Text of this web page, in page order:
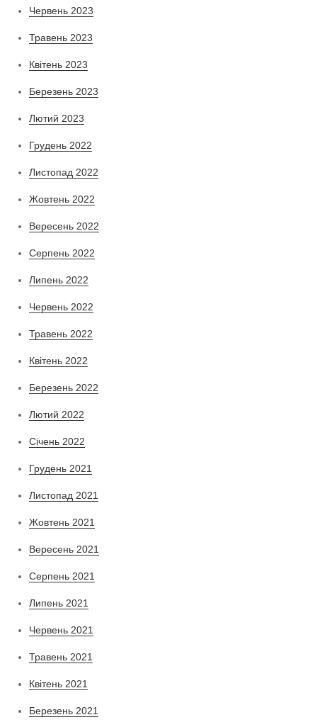
Червень 2023
Травень 2023
Квітень 2023
Березень 2023
Лютий 2023
Грудень 2022
Листопад 2022
Жовтень 2022
Вересень 2022
Серпень 2022
Липень 2022
Червень 2022
Травень 2022
Квітень 2022
Березень 2022
Лютий 2022
Січень 2022
Грудень 2021
Листопад 2021
Жовтень 2021
Вересень 2021
Серпень 2021
Липень 2021
Червень 2021
Травень 2021
Квітень 2021
Березень 2021